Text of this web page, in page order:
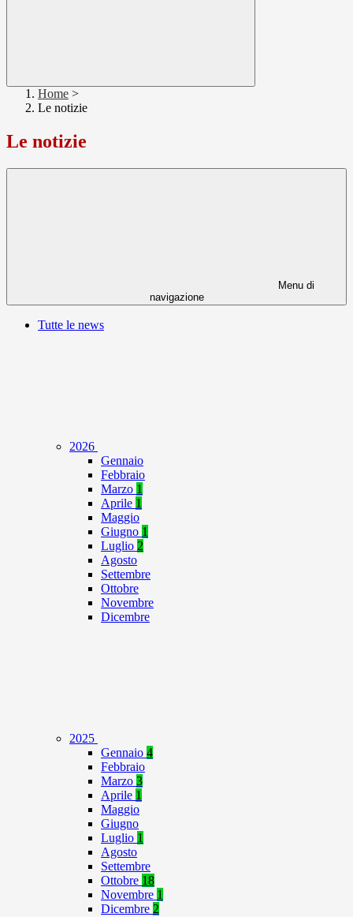
Home >
Le notizie
Le notizie
Menu di
navigazione
Tutte le news
2026
Gennaio
Febbraio
Marzo 1
Aprile 1
Maggio
Giugno 1
Luglio 2
Agosto
Settembre
Ottobre
Novembre
Dicembre
2025
Gennaio 4
Febbraio
Marzo 3
Aprile 1
Maggio
Giugno
Luglio 1
Agosto
Settembre
Ottobre 18
Novembre 1
Dicembre 2